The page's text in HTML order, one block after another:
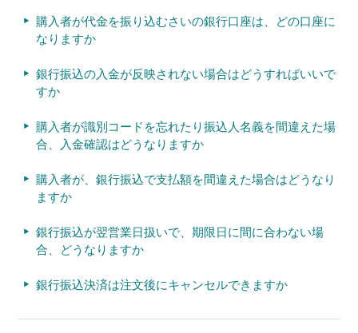
購入者が代金を振り込むさいの銀行口座は、どの口座に
なりますか
銀行振込の入金が反映されない場合はどうすればいいで
すか
購入者が識別コードを忘れたり振込人名義を間違えた場
合、入金確認はどうなりますか
購入者が、銀行振込で支払額を間違えた場合はどうなり
ますか
銀行振込が翌営業日扱いで、期限日に間に合わない場
合、どうなりますか
銀行振込決済は注文後にキャンセルできますか